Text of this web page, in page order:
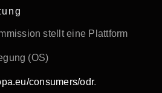
stellt eine Plattform
(OS)
consumers/odr.